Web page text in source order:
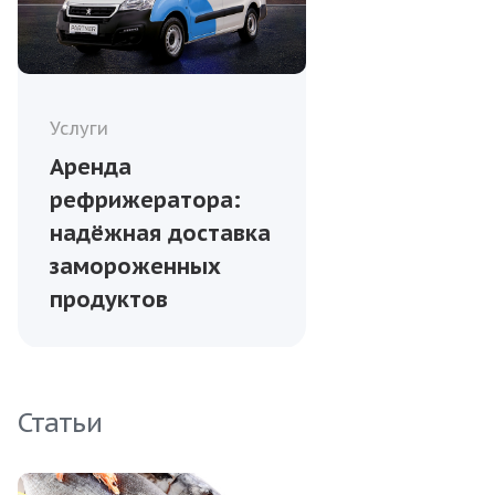
Услуги
Аренда
рефрижератора:
надёжная доставка
замороженных
продуктов
Статьи